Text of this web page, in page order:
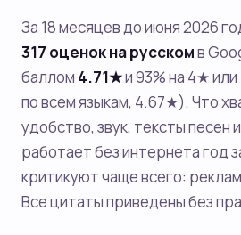
За 18 месяцев до июня 2026
317 оценок на русскомв
баллом 4.71★и 93% на 4★
по всем языкам, 4.67★). Что
удобство, звук, тексты песен
работает без интернета год
критикуют чаще всего:
Все цитаты приведены без